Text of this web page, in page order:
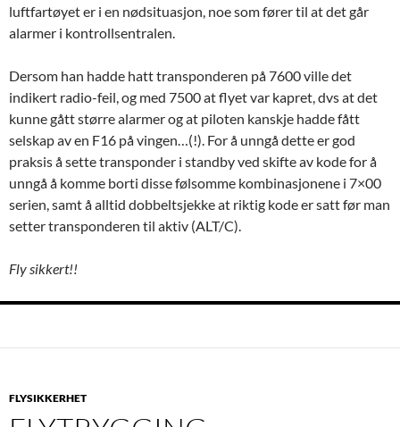
luftfartøyet er i en nødsituasjon, noe som fører til at det går
alarmer i kontrollsentralen.
Dersom han hadde hatt transponderen på 7600 ville det
indikert radio-feil, og med 7500 at flyet var kapret, dvs at det
kunne gått større alarmer og at piloten kanskje hadde fått
selskap av en F16 på vingen…(!). For å unngå dette er god
praksis å sette transponder i standby ved skifte av kode for å
unngå å komme borti disse følsomme kombinasjonene i 7×00
serien, samt å alltid dobbeltsjekke at riktig kode er satt før man
setter transponderen til aktiv (ALT/C).
Fly sikkert!!
FLYSIKKERHET